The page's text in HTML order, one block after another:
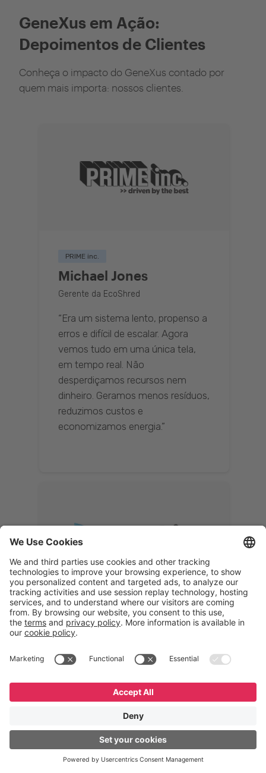
GeneXus em Ação:
Depoimentos de Clientes
Conheça o impacto do GeneXus contado por
quem mais importa: nossos clientes.
PRIME inc.
Michael Jones
Gerente da EcoShred
“Era um sistema lento, propenso a
erros e difícil de escalar. Agora
vemos tudo em uma única tela,
em tempo real. Não
desperdiçamos recursos nem
dinheiro. Geramos menos resíduos,
reduzimos custos e
economizamos energia.”
Memphis
Eduardo Ribeiro
CEO
uma solução 360°, que permite
logística reversa. Podemos
verificar, analisar, recondicionar e
reintegrar equipamentos à cadeia,